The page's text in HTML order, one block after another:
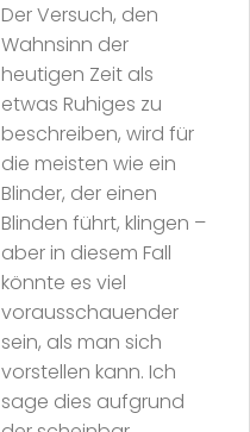
Der Versuch, den
Wahnsinn der
heutigen Zeit als
etwas Ruhiges zu
beschreiben, wird für
die meisten wie ein
Blinder, der einen
Blinden führt, klingen –
aber in diesem Fall
könnte es viel
vorausschauender
sein, als man sich
vorstellen kann. Ich
sage dies aufgrund